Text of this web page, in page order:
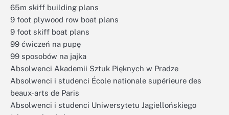
65m skiff building plans
9 foot plywood row boat plans
9 foot skiff boat plans
99 ćwiczeń na pupę
99 sposobów na jajka
Absolwenci Akademii Sztuk Pięknych w Pradze
Absolwenci i studenci École nationale supérieure des
beaux-arts de Paris
Absolwenci i studenci Uniwersytetu Jagiellońskiego